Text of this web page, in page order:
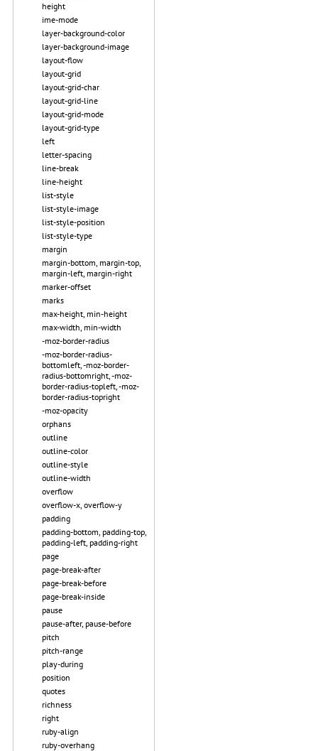
height
ime-mode
layer-background-color
layer-background-image
layout-flow
layout-grid
layout-grid-char
layout-grid-line
layout-grid-mode
layout-grid-type
left
letter-spacing
line-break
line-height
list-style
list-style-image
list-style-position
list-style-type
margin
margin-bottom, margin-top,
margin-left, margin-right
marker-offset
marks
max-height, min-height
max-width, min-width
-moz-border-radius
-moz-border-radius-
bottomleft, -moz-border-
radius-bottomright, -moz-
border-radius-topleft, -moz-
border-radius-topright
-moz-opacity
orphans
outline
outline-color
outline-style
outline-width
overflow
overflow-x, overflow-y
padding
padding-bottom, padding-top,
padding-left, padding-right
page
page-break-after
page-break-before
page-break-inside
pause
pause-after, pause-before
pitch
pitch-range
play-during
position
quotes
richness
right
ruby-align
ruby-overhang